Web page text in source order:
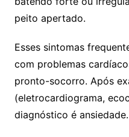
peito apertado.
Esses sintomas
com problemas
pronto-socorro. Após
(eletrocardiograma,
diagnóstico é ansiedade.